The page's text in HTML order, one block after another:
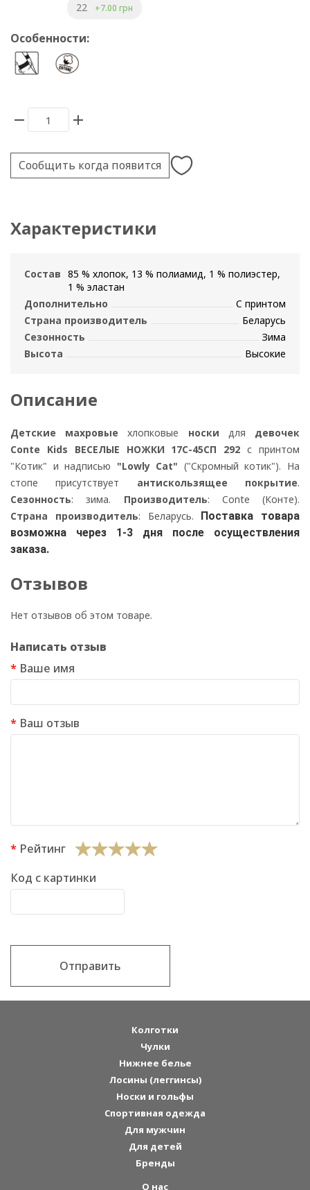
22 +7.00 грн
Особенности:
Сообщить когда появится
Характеристики
Состав 85 % хлопок, 13 % полиамид, 1 % полиэстер,
1 % эластан
Дополнительно
С принтом
Страна производитель
Беларусь
Сезонность
Зима
Высота
Высокие
Описание
Детские махровые хлопковые носки для девочек
Conte Kids ВЕСЕЛЫЕ НОЖКИ 17С-45СП 292 с принтом
"Котик" и надписью "Lowly Cat" ("Скромный котик"). На
стопе присутствует антискользящее покрытие.
Сезонность: зима. Производитель: Conte (Конте).
Страна производитель: Беларусь.
Поставка товара
возможна через 1-3 дня после осуществления
заказа.
Отзывов
Нет отзывов об этом товаре.
Написать отзыв
Ваше имя
Ваш отзыв
Рейтинг
Код с картинки
Отправить
Колготки
Чулки
Нижнее белье
Лосины (леггинсы)
Носки и гольфы
Спортивная одежда
Для мужчин
Для детей
Бренды
О нас